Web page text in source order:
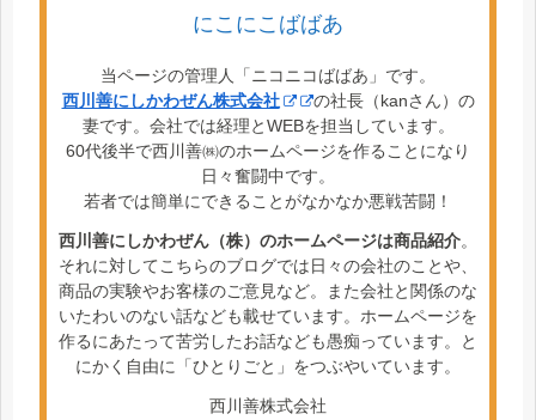
にこにこばばあ
当ページの管理人「ニコニコばばあ」です。
西川善にしかわぜん株式会社
の社長（kanさん）の
妻です。会社では経理とWEBを担当しています。
60代後半で西川善㈱のホームページを作ることになり
日々奮闘中です。
若者では簡単にできることがなかなか悪戦苦闘！
西川善にしかわぜん（株）のホームページは商品紹介。
それに対してこちらのブログでは日々の会社のことや、
商品の実験やお客様のご意見など。また会社と関係のな
いたわいのない話なども載せています。ホームページを
作るにあたって苦労したお話なども愚痴っています。と
にかく自由に「ひとりごと」をつぶやいています。
西川善株式会社